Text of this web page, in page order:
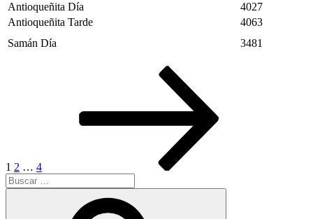
Antioqueñita Día
4027
Antioqueñita Tarde
4063
Samán Día
3481
1 2 … 4
Buscar
por: